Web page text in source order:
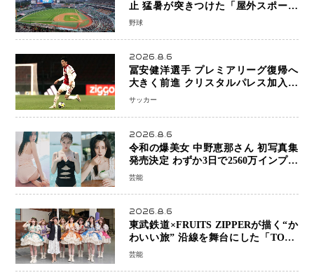
止 猛暑が突きつけた「屋外スポーツ
の限界」 日本発のドーム型施設時代
野球
2026.8.6
冨安健洋選手 プレミアリーグ復帰へ
大きく前進 クリスタルパレス加入目
前 メディカルチェックも通過
サッカー
2026.8.6
令和の爆美女 中野恵那さん 初写真集
発売決定 わずか3日で2560万インプレ
ッションを記録した話題の美貌を凝縮
芸能
2026.8.6
東武鉄道×FRUITS ZIPPERが描く“か
わいい旅” 沿線を舞台にした「TOBU
KAWAII PROJECT」が開幕
芸能